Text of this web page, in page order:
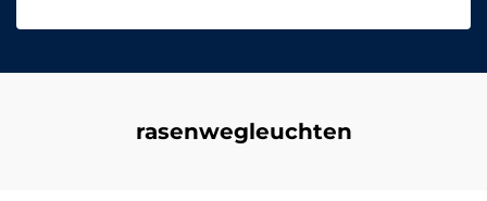
rasenwegleuchten